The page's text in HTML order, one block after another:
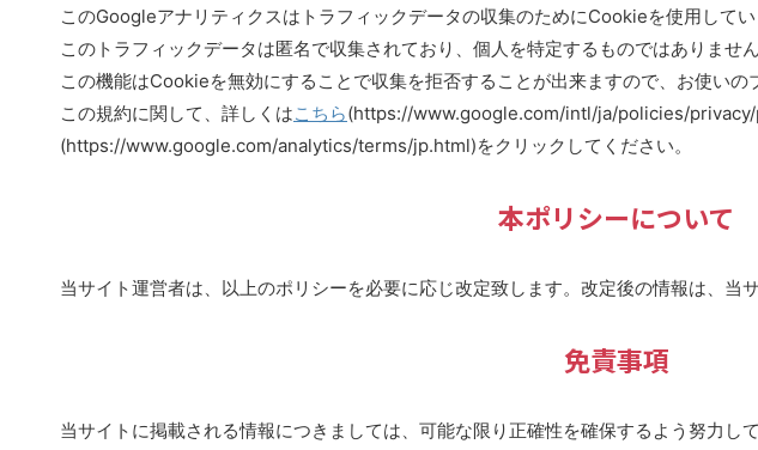
このGoogleアナリティクスはトラフィックデータの収集のためにCookieを使用してい
このトラフィックデータは匿名で収集されており、個人を特定するものではありません
この機能はCookieを無効にすることで収集を拒否することが出来ますので、お使いの
この規約に関して、詳しくはこちら(https://www.google.com/intl/ja/policies/
(https://www.google.com/analytics/terms/jp.html)をクリックしてください。
本ポリシーについて
当サイト運営者は、以上のポリシーを必要に応じ改定致します。改定後の情報は、当
免責事項
当サイトに掲載される情報につきましては、可能な限り正確性を確保するよう努力し